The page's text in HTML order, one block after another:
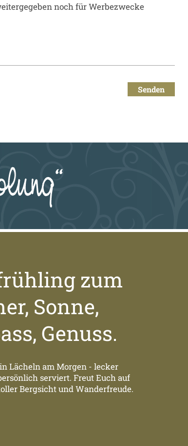
noch für Werbezwecke
Senden
zum
Sonne,
Genuss.
Lächeln am Morgen - lecker
serviert. Freut Euch auf
Bergsicht und Wanderfreude.